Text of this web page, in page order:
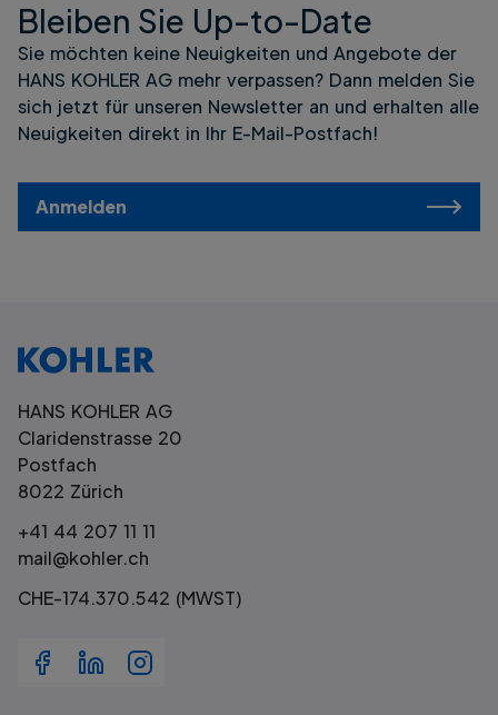
Bleiben Sie Up-to-Date
Sie möchten keine Neuigkeiten und Angebote der
HANS KOHLER AG mehr verpassen? Dann melden Sie
sich jetzt für unseren Newsletter an und erhalten alle
Neuigkeiten direkt in Ihr E-Mail-Postfach!
Anmelden
HANS KOHLER AG
Claridenstrasse 20
Postfach
8022 Zürich
+41 44 207 11 11
mail@kohler.ch
CHE-174.370.542 (MWST)